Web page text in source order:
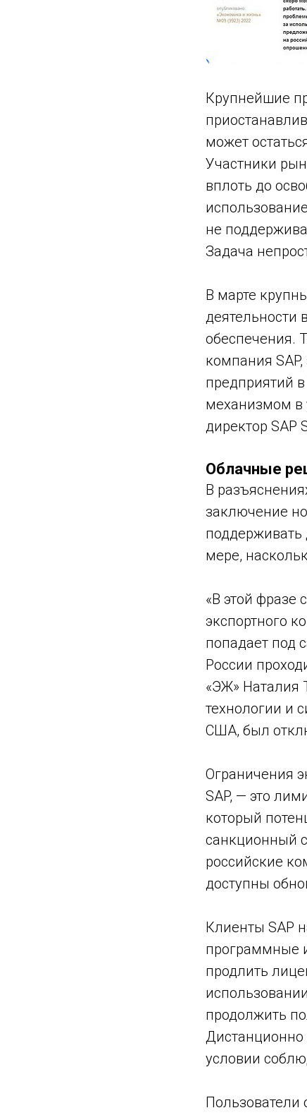
Крупнейшие
может
Участники
вплоть до
не
Задача
В марте
деятельности
обеспечения.
компания
предприятий
механизмом в
директор SAP
Облачные
В
заключение
поддерживать
мере,
«В этой фразе
экспортного
попадает под
России
«ЭЖ» Наталия
технологии и
США, был
Ограничения
SAP, — это
который
санкционный
российские
доступны
Клиенты SAP
программные
продлить
продолжить
условии
Пользователи